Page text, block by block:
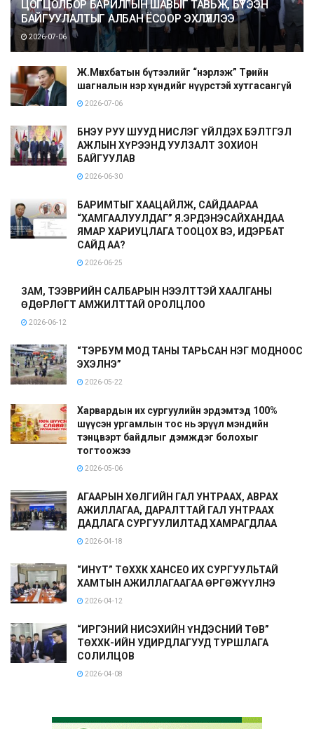
ЦОГЦОЛБОР БАРИЛГЫН ШАВЫГ ТАВЬЖ, БҮТЭЭН
БАЙГУУЛАЛТЫГ АЛБАН ЁСООР ЭХЛҮҮЛЛЭЭ
2026-07-06
Ж.Мөнхбатын бүтээлийг “нэрлэж” Төрийн
шагналын нэр хүндийг нүүрстэй хутгасангүй
2026-07-06
БНЭУ РУУ ШУУД НИСЛЭГ ҮЙЛДЭХ БЭЛТГЭЛ
АЖЛЫН ХҮРЭЭНД УУЛЗАЛТ ЗОХИОН
БАЙГУУЛАВ
2026-06-30
БАРИМТЫГ ХААЦАЙЛЖ, САЙДААРАА
“ХАМГААЛУУЛДАГ” Я.ЭРДЭНЭСАЙХАНДАА
ЯМАР ХАРИУЦЛАГА ТООЦОХ ВЭ, ИДЭРБАТ
САЙД АА?
2026-06-25
ЗАМ, ТЭЭВРИЙН САЛБАРЫН НЭЭЛТТЭЙ ХААЛГАНЫ
ӨДӨРЛӨГТ АМЖИЛТТАЙ ОРОЛЦЛОО
2026-06-12
“ТЭРБУМ МОД ТАНЫ ТАРЬСАН НЭГ МОДНООС
ЭХЭЛНЭ”
2026-05-22
Харвардын их сургуулийн эрдэмтэд 100%
шүүсэн ургамлын тос нь эрүүл мэндийн
тэнцвэрт байдлыг дэмждэг болохыг
тогтоожээ
2026-05-06
АГААРЫН ХӨЛГИЙН ГАЛ УНТРААХ, АВРАХ
АЖИЛЛАГАА, ДАРАЛТТАЙ ГАЛ УНТРААХ
ДАДЛАГА СУРГУУЛИЛТАД ХАМРАГДЛАА
2026-04-18
“ИНҮТ” ТӨХХК ХАНСЕО ИХ СУРГУУЛЬТАЙ
ХАМТЫН АЖИЛЛАГААГАА ӨРГӨЖҮҮЛНЭ
2026-04-12
“ИРГЭНИЙ НИСЭХИЙН ҮНДЭСНИЙ ТӨВ”
ТӨХХК-ИЙН УДИРДЛАГУУД ТУРШЛАГА
СОЛИЛЦОВ
2026-04-08